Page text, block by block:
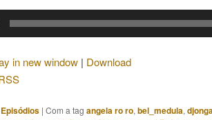
in new window | Download
Episódios | Com a tag angela ro ro, bel_medula,